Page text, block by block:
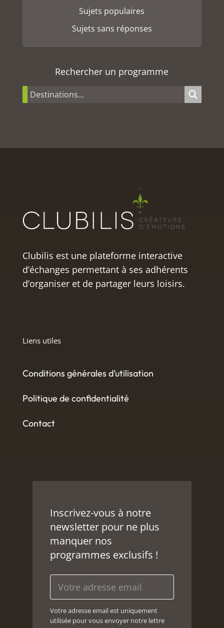
Sujets populaires
Sujets sans réponses
Rechercher un programme
Clubilis est une plateforme interactive
d’échanges permettant à ses adhérents
d’organiser et de partager leurs loisirs.
Liens utiles
Conditions générales d’utilisation
Politique de confidentialité
Contact
Inscrivez-vous à notre
newsletter pour ne plus
manquer nos
programmes exclusifs !
Votre adresse email est uniquement
utilisée pour vous envoyer notre lettre